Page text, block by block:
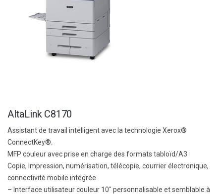
AltaLink C8170
Assistant de travail intelligent avec la technologie Xerox®
ConnectKey®.
MFP couleur avec prise en charge des formats tabloïd/A3
Copie, impression, numérisation, télécopie, courrier électronique,
connectivité mobile intégrée
– Interface utilisateur couleur 10″ personnalisable et semblable à